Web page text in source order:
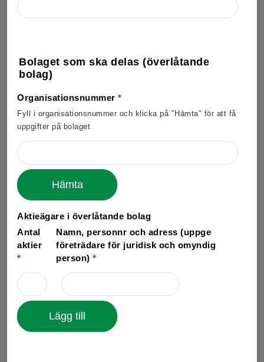
Bolaget som ska delas (överlåtande
bolag)
Organisationsnummer *
Fyll i organisationsnummer och klicka på "Hämta" för att få
uppgifter på bolaget
Hämta
Aktieägare i överlåtande bolag
Antal
aktier
*
Namn, personnr och adress (uppge
företrädare för juridisk och omyndig
person)*
Lägg till